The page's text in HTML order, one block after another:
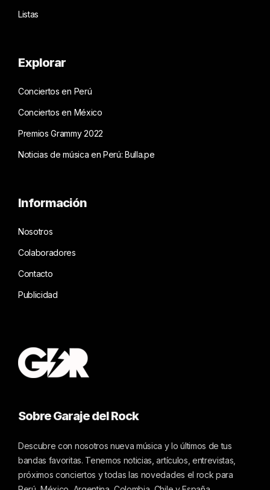
Listas
Explorar
Conciertos en Perú
Conciertos en México
Premios Grammy 2022
Noticias de música en Perú: Bulla.pe
Información
Nosotros
Colaboradores
Contacto
Publicidad
Sobre Garaje del Rock
Descubre con nosotros nueva música y lo últimos de tus
bandas favoritas. Tenemos noticias, artículos, entrevistas,
próximos conciertos y todas las novedades el rock para